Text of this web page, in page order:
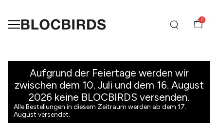
0
BLOCBIRDS
totale
set
Aufgrund der Feiertage werden wir
zwischen dem 10. Juli und dem 16. August
2026 keine BLOCBIRDS versenden.
Alle Bestellungen in diesem Zeitraum werden ab dem 17.
August versendet.